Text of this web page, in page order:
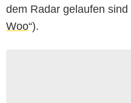
dem Radar gelaufen sind
Woo“).